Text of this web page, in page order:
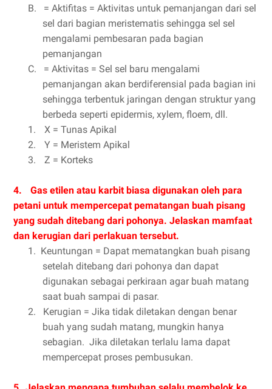
B.
= Aktifitas = Aktivitas untuk pemanjangan dari sel
sel dari bagian meristematis sehingga sel sel
mengalami pembesaran pada bagian
pemanjangan
C.
= Aktivitas = Sel sel baru mengalami
pemanjangan akan berdiferensial pada bagian ini
sehingga terbentuk jaringan dengan struktur yang
berbeda seperti epidermis, xylem, floem, dll.
1.
X = Tunas Apikal
2.
Y = Meristem Apikal
3.
Z = Korteks
4.
Gas etilen atau karbit biasa digunakan oleh para
petani untuk mempercepat pematangan buah pisang
yang sudah ditebang dari pohonya. Jelaskan mamfaat
dan kerugian dari perlakuan tersebut.
1. Keuntungan = Dapat mematangkan buah pisang
setelah ditebang dari pohonya dan dapat
digunakan sebagai perkiraan agar buah matang
saat buah sampai di pasar.
2. Kerugian = Jika tidak diletakan dengan benar
buah yang sudah matang, mungkin hanya
sebagian. Jika diletakan terlalu lama dapat
mempercepat proses pembusukan.